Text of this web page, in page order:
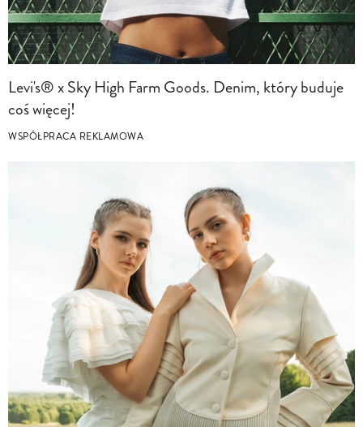
Levi's® x Sky High Farm Goods. Denim, który buduje
coś więcej!
WSPÓŁPRACA REKLAMOWA